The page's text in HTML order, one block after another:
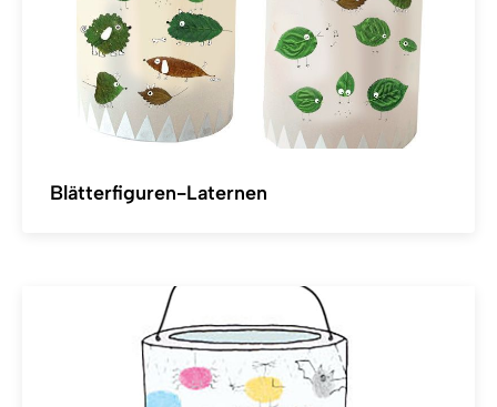
Blätterfiguren-Laternen